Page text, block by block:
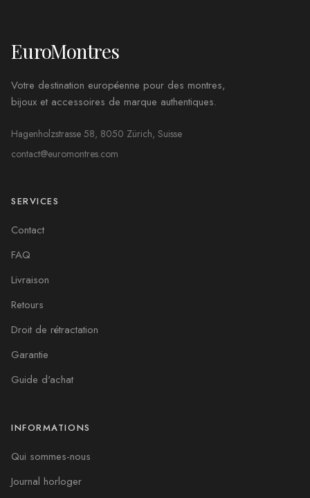
EuroMontres
Votre destination européenne pour des montres,
bijoux et accessoires de marque authentiques.
Hagenholzstrasse 58, 8050 Zürich, Suisse
contact@euromontres.com
SERVICES
Contact
FAQ
Livraison
Retours
Droit de rétractation
Garantie
Guide d'achat
INFORMATIONS
Qui sommes-nous
Journal horloger